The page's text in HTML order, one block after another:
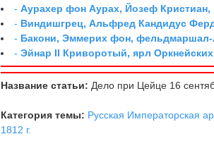
-Аурахер фон Аурах, Йозеф Кристиан,
- Виндишгрец, Альфред Кандидус
- Бакони, Эммерих фон, фельдмаршал-
-Эйнар II Криворотый, ярл
Название статьи: Дело при Цейце 16
Категория темы: Русская Императорская
1812 г.